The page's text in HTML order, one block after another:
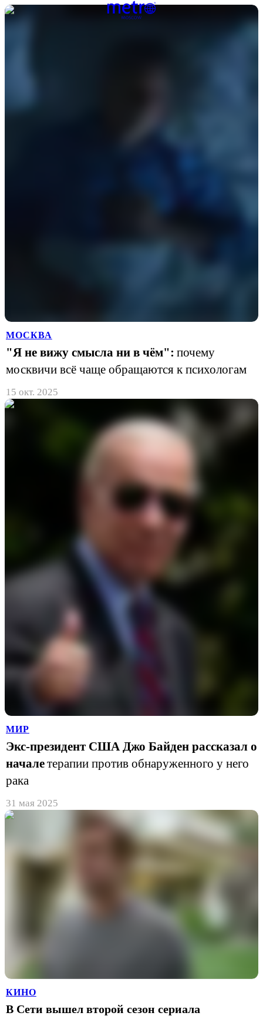
МОСКВА
"Я не вижу смысла ни в чём": почему
москвичи всё чаще обращаются к психологам
15 окт. 2025
МИР
Экс-президент США Джо Байден рассказал о
началетерапии против обнаруженного у него
рака
31 мая 2025
КИНО
В Сети вышел второй сезон сериала